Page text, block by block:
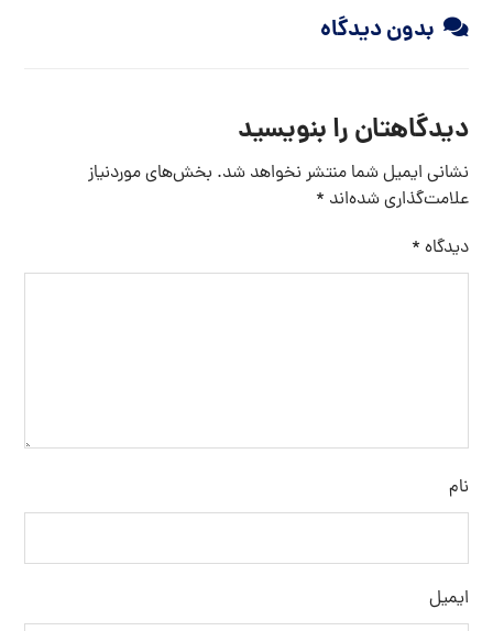
بدون دیدگاه
دیدگاهتان را بنویسید
نشانی ایمیل شما منتشر نخواهد شد. بخش‌های موردنیاز
علامت‌گذاری شده‌اند *
دیدگاه *
نام
ایمیل